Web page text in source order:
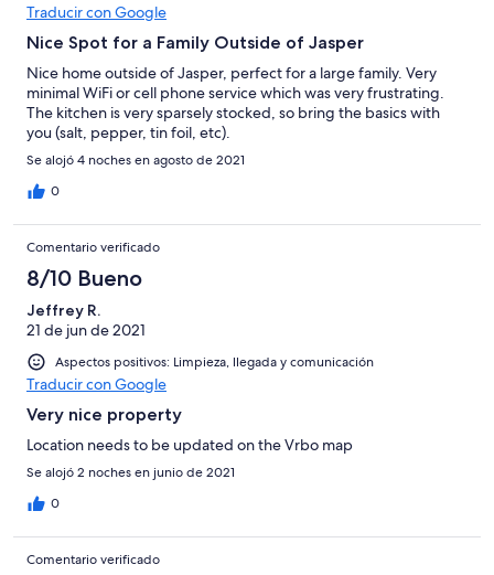
Traducir con Google
Nice Spot for a Family Outside of Jasper
Nice home outside of Jasper, perfect for a large family. Very
minimal WiFi or cell phone service which was very frustrating.
The kitchen is very sparsely stocked, so bring the basics with
you (salt, pepper, tin foil, etc).
Se alojó 4 noches en agosto de 2021
0
Comentario verificado
8/10 Bueno
Jeffrey R.
21 de jun de 2021
Aspectos positivos: Limpieza, llegada y comunicación
Traducir con Google
Very nice property
Location needs to be updated on the Vrbo map
Se alojó 2 noches en junio de 2021
0
Comentario verificado